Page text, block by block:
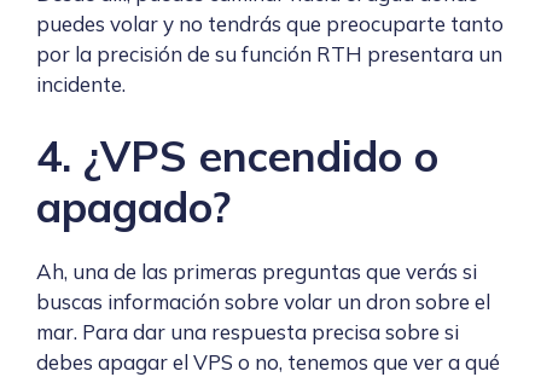
puedes volar y no tendrás que preocuparte tanto
por la precisión de su función RTH presentara un
incidente.
4. ¿VPS encendido o
apagado?
Ah, una de las primeras preguntas que verás si
buscas información sobre volar un dron sobre el
mar. Para dar una respuesta precisa sobre si
debes apagar el VPS o no, tenemos que ver a qué